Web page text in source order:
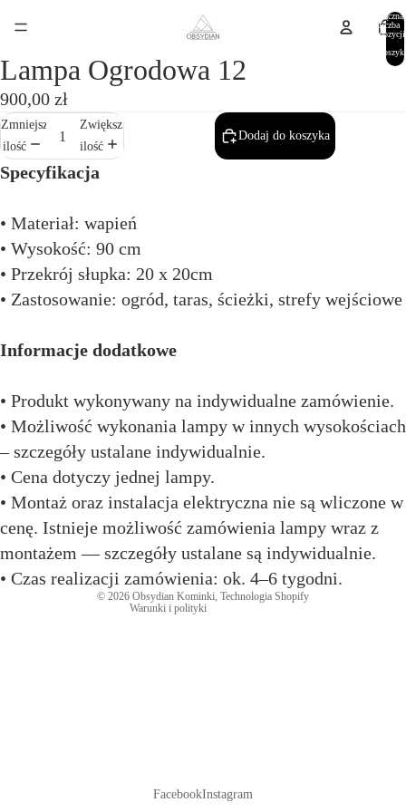
Łączna
liczba
pozycji
Lampa Ogrodowa 12
900,00 zł
Zmniejsz
ilość
Zwiększ
ilość
Dodaj do koszyka
Specyfikacja
• Materiał: wapień
• Wysokość: 90 cm
• Przekrój słupka: 20 x 20cm
• Zastosowanie: ogród, taras, ścieżki, strefy wejściowe
Informacje dodatkowe
• Produkt wykonywany na indywidualne zamówienie.
• Możliwość wykonania lampy w innych wysokościach
– szczegóły ustalane indywidualnie.
• Cena dotyczy jednej lampy.
• Montaż oraz instalacja elektryczna nie są wliczone w
cenę. Istnieje możliwość zamówienia lampy wraz z
montażem — szczegóły ustalane są indywidualnie.
• Czas realizacji zamówienia: ok. 4–6 tygodni.
© 2026 Obsydian Kominki, Technologia Shopify
Warunki i polityki
Polityka prywatności
Dane kontaktowe
Warunki świadczenia usług
Polityka zwrotu kosztów
Nota prawna
Polityka wysyłki
FacebookInstagram